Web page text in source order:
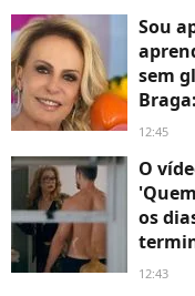
Sou
sem
12:45
O
os
12:43